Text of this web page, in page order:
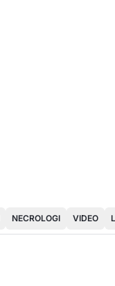
NECROLOGI VIDEO